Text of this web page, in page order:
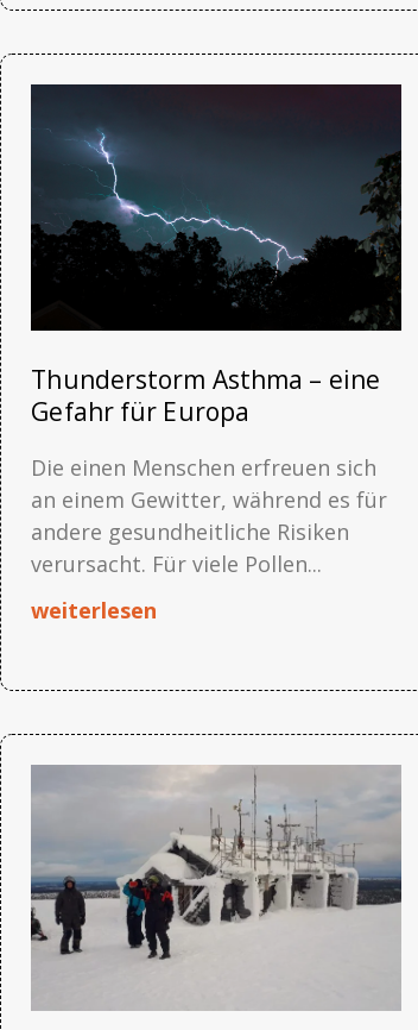
Thunderstorm Asthma – eine
Gefahr für Europa
Die einen Menschen erfreuen sich
an einem Gewitter, während es für
andere gesundheitliche Risiken
verursacht. Für viele Pollen...
weiterlesen